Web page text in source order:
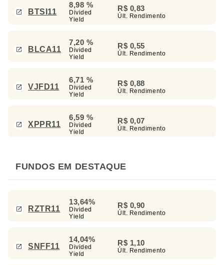
BTSI11
8,98 %
Divided
Yield
R$ 0,83
Últ. Rendimento
BLCA11
7,20 %
Divided
Yield
R$ 0,55
Últ. Rendimento
VJFD11
6,71 %
Divided
Yield
R$ 0,88
Últ. Rendimento
XPPR11
6,59 %
Divided
Yield
R$ 0,07
Últ. Rendimento
FUNDOS EM DESTAQUE
RZTR11
13,64%
Divided
Yield
R$ 0,90
Últ. Rendimento
SNFF11
14,04%
Divided
Yield
R$ 1,10
Últ. Rendimento